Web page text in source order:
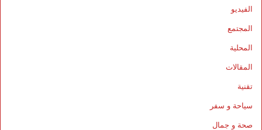
الفيديو
المجتمع
المحلية
المقالات
تقنية
سياحة و سفر
صحة و جمال